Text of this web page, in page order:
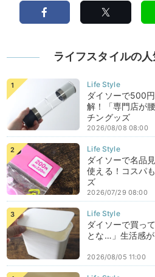
ライフスタイルの
ダイソーで500
解！「専門店が
チングッズ
2026/08/08 08:00
ダイソーで名品
使える！コスパ
ズ
2026/07/29 08:00
ダイソーで買っ
とな…」生活感
2026/08/05 11:00